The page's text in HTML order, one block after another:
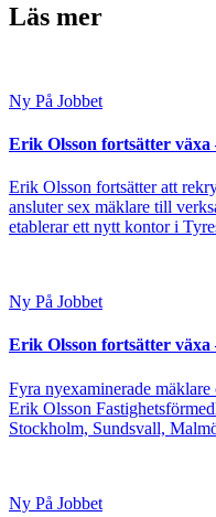
Läs mer
Ny På Jobbet
Erik Olsson fortsätter
Erik Olsson fortsätter att
ansluter sex mäklare till
etablerar ett nytt kontor i
Ny På Jobbet
Erik Olsson fortsätter
Fyra nyexaminerade
Erik Olsson
Stockholm, Sundsvall,
Ny På Jobbet